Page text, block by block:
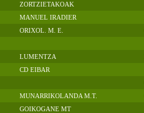
ZORTZIETAKOAK
MANUEL IRADIER
ORIXOL. M. E.
LUMENTZA
CD EIBAR
MUNARRIKOLANDA M.T.
GOIKOGANE MT